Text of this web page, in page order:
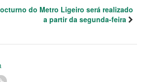
do Metro Ligeiro será realizado
a partir da segunda-feira